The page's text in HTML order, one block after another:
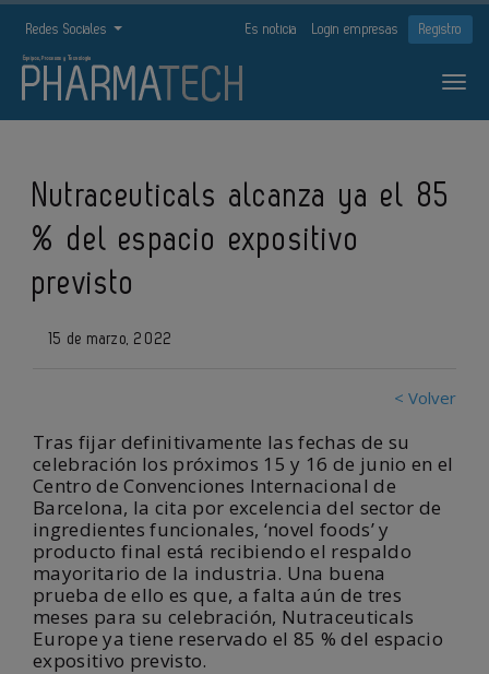
Redes Sociales Es noticia Login empresas Registro
Nutraceuticals alcanza ya el 85
% del espacio expositivo
previsto
15 de marzo, 2022
< Volver
Tras fijar definitivamente las fechas de su
celebración los próximos 15 y 16 de junio en el
Centro de Convenciones Internacional de
Barcelona, la cita por excelencia del sector de
ingredientes funcionales, ‘novel foods’ y
producto final está recibiendo el respaldo
mayoritario de la industria. Una buena
prueba de ello es que, a falta aún de tres
meses para su celebración, Nutraceuticals
Europe ya tiene reservado el 85 % del espacio
expositivo previsto.